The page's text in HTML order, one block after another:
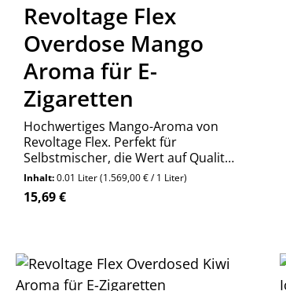
Revoltage Flex
Overdose Mango
Aroma für E-
Zigaretten
Hochwertiges Mango-Aroma von
Revoltage Flex. Perfekt für
Selbstmischer, die Wert auf Qualität
legen. Ob pur oder gemischt –
entdecke die Vielfalt der
Geschmacksrichtungen!
Inhalt:0.01 Liter(1.569,00 € / 1 Liter)
Regulärer Preis:
15,69 €